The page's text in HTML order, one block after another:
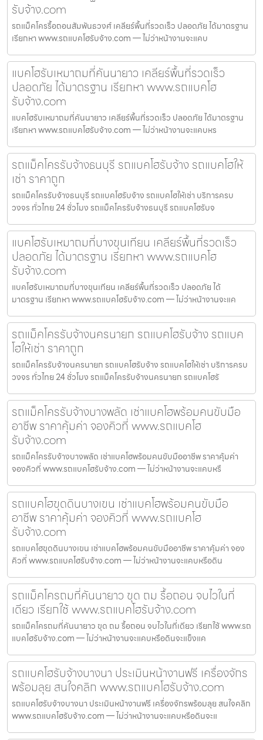
รับจ้าง.com
รถแม็คโครรื้อถอนสัมพันธวงศ์ เคลียร์พื้นที่รวดเร็ว ปลอดภัย ได้มาตรฐาน
เรียกหา www.รถแบคโฮรับจ้าง.com — ไม่ว่าหน้างานจะแคบ
แบคโฮรับเหมาถมที่คันนายาว เคลียร์พื้นที่รวดเร็ว
ปลอดภัย ได้มาตรฐาน เรียกหา www.รถแบคโฮ
รับจ้าง.com
แบคโฮรับเหมาถมที่คันนายาว เคลียร์พื้นที่รวดเร็ว ปลอดภัย ได้มาตรฐาน
เรียกหา www.รถแบคโฮรับจ้าง.com — ไม่ว่าหน้างานจะแคบหร
รถแม็คโครรับจ้างธนบุรี รถแบคโฮรับจ้าง รถแบคโฮให้
เช่า ราคาถูก
รถแม็คโครรับจ้างธนบุรี รถแบคโฮรับจ้าง รถแบคโฮให้เช่า บริการครบ
วงจร ทั่วไทย 24 ชั่วโมง รถแม็คโครรับจ้างธนบุรี รถแบคโฮรับจ
แบคโฮรับเหมาถมที่บางขุนเทียน เคลียร์พื้นที่รวดเร็ว
ปลอดภัย ได้มาตรฐาน เรียกหา www.รถแบคโฮ
รับจ้าง.com
แบคโฮรับเหมาถมที่บางขุนเทียน เคลียร์พื้นที่รวดเร็ว ปลอดภัย ได้
มาตรฐาน เรียกหา www.รถแบคโฮรับจ้าง.com — ไม่ว่าหน้างานจะแค
รถแม็คโครรับจ้างนครนายก รถแบคโฮรับจ้าง รถแบค
โฮให้เช่า ราคาถูก
รถแม็คโครรับจ้างนครนายก รถแบคโฮรับจ้าง รถแบคโฮให้เช่า บริการครบ
วงจร ทั่วไทย 24 ชั่วโมง รถแม็คโครรับจ้างนครนายก รถแบคโฮรั
รถแม็คโครรับจ้างบางพลัด เช่าแบคโฮพร้อมคนขับมือ
อาชีพ ราคาคุ้มค่า จองคิวที่ www.รถแบคโฮ
รับจ้าง.com
รถแม็คโครรับจ้างบางพลัด เช่าแบคโฮพร้อมคนขับมืออาชีพ ราคาคุ้มค่า
จองคิวที่ www.รถแบคโฮรับจ้าง.com — ไม่ว่าหน้างานจะแคบหรื
รถแบคโฮขุดดินบางเขน เช่าแบคโฮพร้อมคนขับมือ
อาชีพ ราคาคุ้มค่า จองคิวที่ www.รถแบคโฮ
รับจ้าง.com
รถแบคโฮขุดดินบางเขน เช่าแบคโฮพร้อมคนขับมืออาชีพ ราคาคุ้มค่า จอง
คิวที่ www.รถแบคโฮรับจ้าง.com — ไม่ว่าหน้างานจะแคบหรือดิน
รถแม็คโครถมที่คันนายาว ขุด ถม รื้อถอน จบไวในที่
เดียว เรียกใช้ www.รถแบคโฮรับจ้าง.com
รถแม็คโครถมที่คันนายาว ขุด ถม รื้อถอน จบไวในที่เดียว เรียกใช้ www.รถ
แบคโฮรับจ้าง.com — ไม่ว่าหน้างานจะแคบหรือดินจะแข็งแค
รถแบคโฮรับจ้างบางนา ประเมินหน้างานฟรี เครื่องจักร
พร้อมลุย สนใจคลิก www.รถแบคโฮรับจ้าง.com
รถแบคโฮรับจ้างบางนา ประเมินหน้างานฟรี เครื่องจักรพร้อมลุย สนใจคลิก
www.รถแบคโฮรับจ้าง.com — ไม่ว่าหน้างานจะแคบหรือดินจะแ